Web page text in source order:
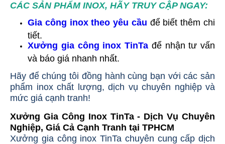
CÁC SẢN PHẨM INOX, HÃY TRUY CẬP NGAY:
Gia công inox theo yêu cầu để biết thêm chi
tiết.
Xưởng gia công inox TinTa để nhận tư vấn
và báo giá nhanh nhất.
Hãy để chúng tôi đồng hành cùng bạn với các sản
phẩm inox chất lượng, dịch vụ chuyên nghiệp và
mức giá cạnh tranh!
Xưởng Gia Công Inox TinTa - Dịch Vụ Chuyên
Nghiệp, Giá Cả Cạnh Tranh tại TPHCM
Xưởng gia công inox TinTa chuyên cung cấp dịch